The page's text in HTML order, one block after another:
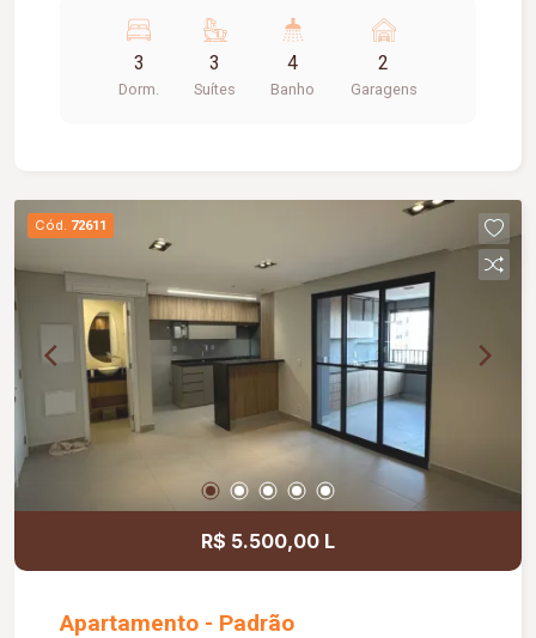
cozinha planejada, toda com armários cooktop,
exaustor, microondas, filtro, geladeira. Lavanderia
com máquina de lavar, despensa com armários,
3
Dorm.
3
Suítes
4
Banho
2
Garagens
Cód. 72611
R$ 5.500,00 L
Apartamento - Padrão